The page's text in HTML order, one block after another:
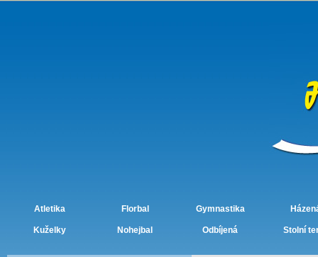
Atletika Florbal Gymnastika
Kuželky Nohejbal Odbíjená Stolní